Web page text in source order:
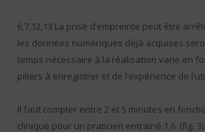
6,7,12,13 La prise d’empreinte peut être
les données numériques déjà acquises
temps nécessaire à la réalisation varie en
piliers à enregistrer et de l’expérience de
Il faut compter entre 2 et 5 minutes en
clinique pour un praticien entrainé 1,6 (fig. 3)